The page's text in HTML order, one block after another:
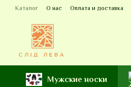
Перейти к основному контенту
Каталог О нас Оплата и доставка
Мужские носки